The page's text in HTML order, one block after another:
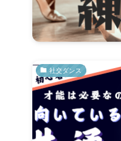
社交ダンス